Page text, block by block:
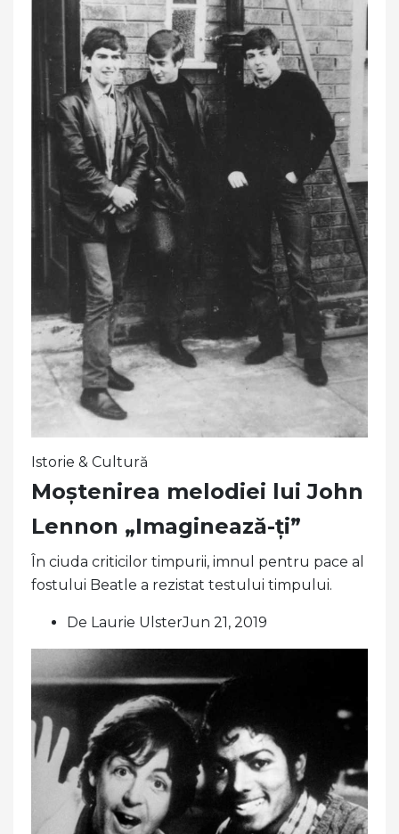
Istorie & Cultură
Moștenirea melodiei lui John
Lennon „Imaginează-ți”
În ciuda criticilor timpurii, imnul pentru pace al
fostului Beatle a rezistat testului timpului.
De Laurie UlsterJun 21, 2019